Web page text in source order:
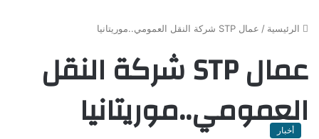
الرئيسية / عمال STP شركة النقل العمومي..موريتانيا
عمال STP شركة النقل
العمومي..موريتانيا
أخبار